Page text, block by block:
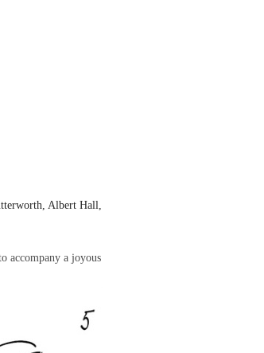
Albert Hall,
accompany a joyous